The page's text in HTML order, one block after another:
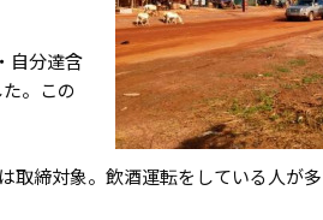
自分達含
。この
取締対象。飲酒運転をしている人が